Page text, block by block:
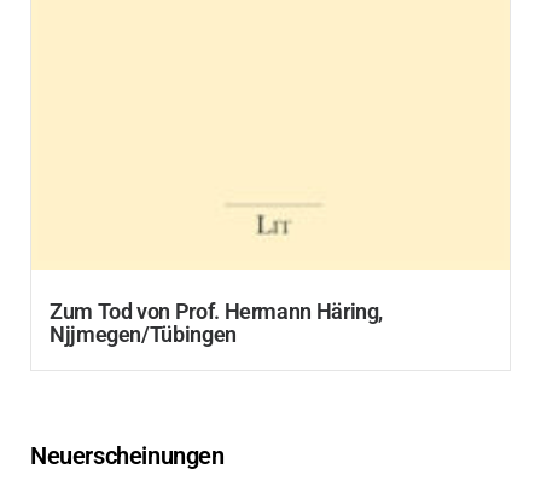
Zum Tod von Prof. Hermann Häring,
Njjmegen/Tübingen
Neuerscheinungen